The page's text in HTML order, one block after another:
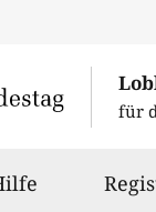
für